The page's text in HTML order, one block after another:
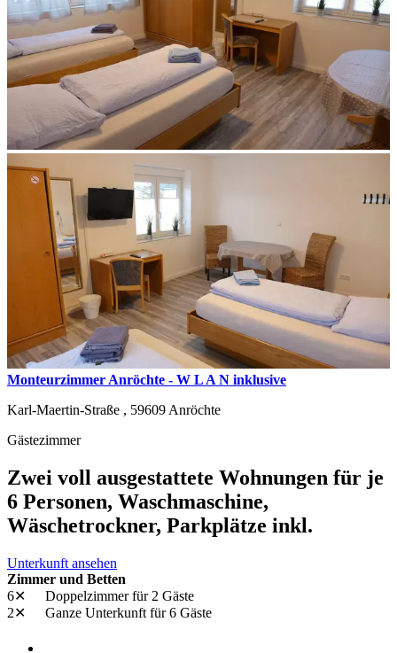
Monteurzimmer Anröchte - W L A N inklusive
Karl-Maertin-Straße , 59609 Anröchte
Gästezimmer
Zwei voll ausgestattete Wohnungen für je
6 Personen, Waschmaschine,
Wäschetrockner, Parkplätze inkl.
Unterkunft ansehen
Zimmer und Betten
6✕
Doppelzimmerfür 2 Gäste
2✕
Ganze Unterkunft für 6 Gäste